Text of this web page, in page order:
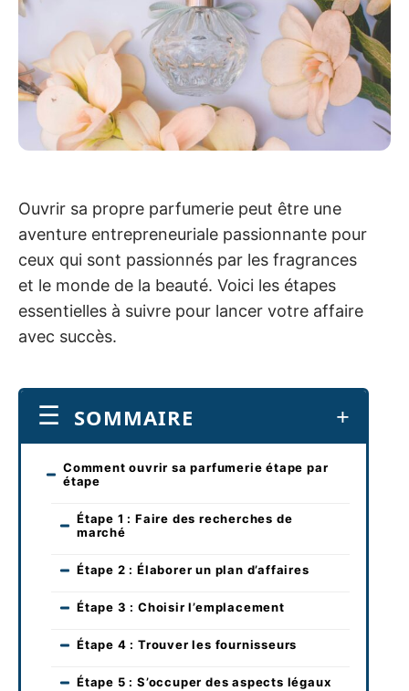
Ouvrir sa propre parfumerie peut être une
aventure entrepreneuriale passionnante pour
ceux qui sont passionnés par les fragrances
et le monde de la beauté. Voici les étapes
essentielles à suivre pour lancer votre affaire
avec succès.
SOMMAIRE
Comment ouvrir sa parfumerie étape par
étape
Étape 1 : Faire des recherches de
marché
Étape 2 : Élaborer un plan d’affaires
Étape 3 : Choisir l’emplacement
Étape 4 : Trouver les fournisseurs
Étape 5 : S’occuper des aspects légaux